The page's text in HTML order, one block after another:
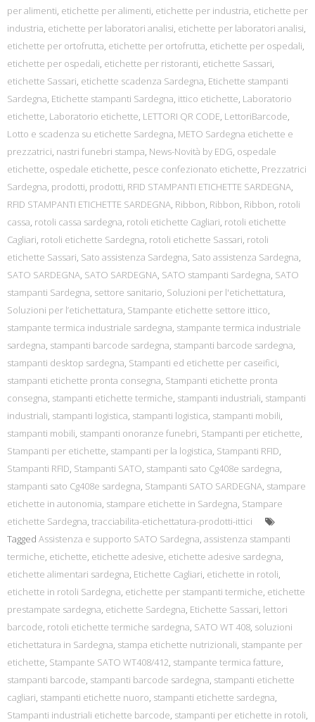
per alimenti, etichette per alimenti, etichette per industria, etichette per
industria, etichette per laboratori analisi, etichette per laboratori analisi,
etichette per ortofrutta, etichette per ortofrutta, etichette per ospedali,
etichette per ospedali, etichette per ristoranti, etichette Sassari,
etichette Sassari, etichette scadenza Sardegna, Etichette stampanti
Sardegna, Etichette stampanti Sardegna, ittico etichette, Laboratorio
etichette, Laboratorio etichette, LETTORI QR CODE, LettoriBarcode,
Lotto e scadenza su etichette Sardegna, METO Sardegna etichette e
prezzatrici, nastri funebri stampa, News-Novità by EDG, ospedale
etichette, ospedale etichette, pesce confezionato etichette, Prezzatrici
Sardegna, prodotti, prodotti, RFID STAMPANTI ETICHETTE SARDEGNA,
RFID STAMPANTI ETICHETTE SARDEGNA, Ribbon, Ribbon, Ribbon, rotoli
cassa, rotoli cassa sardegna, rotoli etichette Cagliari, rotoli etichette
Cagliari, rotoli etichette Sardegna, rotoli etichette Sassari, rotoli
etichette Sassari, Sato assistenza Sardegna, Sato assistenza Sardegna,
SATO SARDEGNA, SATO SARDEGNA, SATO stampanti Sardegna, SATO
stampanti Sardegna, settore sanitario, Soluzioni per l'etichettatura,
Soluzioni per l’etichettatura, Stampante etichette settore ittico,
stampante termica industriale sardegna, stampante termica industriale
sardegna, stampanti barcode sardegna, stampanti barcode sardegna,
stampanti desktop sardegna, Stampanti ed etichette per caseifici,
stampanti etichette pronta consegna, Stampanti etichette pronta
consegna, stampanti etichette termiche, stampanti industriali, stampanti
industriali, stampanti logistica, stampanti logistica, stampanti mobili,
stampanti mobili, stampanti onoranze funebri, Stampanti per etichette,
Stampanti per etichette, stampanti per la logistica, Stampanti RFID,
Stampanti RFID, Stampanti SATO, stampanti sato Cg408e sardegna,
stampanti sato Cg408e sardegna, Stampanti SATO SARDEGNA, stampare
etichette in autonomia, stampare etichette in Sardegna, Stampare
etichette Sardegna, tracciabilita-etichettatura-prodotti-ittici
Tagged Assistenza e supporto SATO Sardegna, assistenza stampanti
termiche, etichette, etichette adesive, etichette adesive sardegna,
etichette alimentari sardegna, Etichette Cagliari, etichette in rotoli,
etichette in rotoli Sardegna, etichette per stampanti termiche, etichette
prestampate sardegna, etichette Sardegna, Etichette Sassari, lettori
barcode, rotoli etichette termiche sardegna, SATO WT 408, soluzioni
etichettatura in Sardegna, stampa etichette nutrizionali, stampante per
etichette, Stampante SATO WT408/412, stampante termica fatture,
stampanti barcode, stampanti barcode sardegna, stampanti etichette
cagliari, stampanti etichette nuoro, stampanti etichette sardegna,
Stampanti industriali etichette barcode, stampanti per etichette in rotoli,